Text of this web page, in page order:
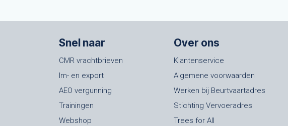
Snel naar
CMR vrachtbrieven
Im- en export
AEO vergunning
Trainingen
Webshop
Over ons
Klantenservice
Algemene voorwaarden
Werken bij Beurtvaartadres
Stichting Vervoeradres
Trees for All